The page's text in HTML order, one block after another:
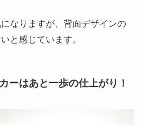
なりますが、背面デザインの
と感じています。
ーはあと一歩の仕上がり！